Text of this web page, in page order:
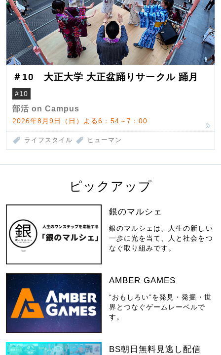
＃10 大正大学 大正盆踊りサークル 踊月
#10
部活 on Campus
2026年8月9日（日）よる6：54～7：00
ライフスタイル ヒューマン
ピックアップ
銀のマルシェ
銀のマルシェは、人生の新しい
一歩に光を当て、人と社会をつ
なぐ取り組みです。
AMBER GAMES
“おもしろい”を発見・発掘・世
界とつなぐゲームレーベルで
す。
BS朝日無料見逃し配信